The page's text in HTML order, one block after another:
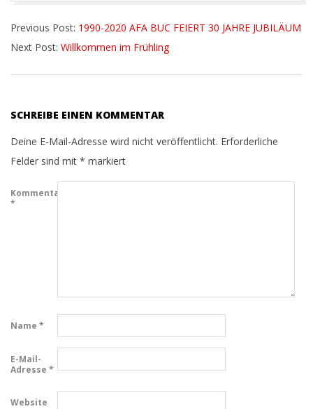
12-
26
Previous Post: 1990-2020 AFA BUC FEIERT 30 JAHRE JUBILÄUM
Next Post: Willkommen im Frühling
SCHREIBE EINEN KOMMENTAR
Deine E-Mail-Adresse wird nicht veröffentlicht. Erforderliche
Felder sind mit * markiert
Kommentar
*
Name *
E-Mail-
Adresse *
Website